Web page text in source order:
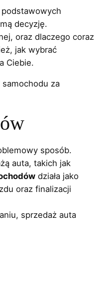
decyzję.
oraz dlaczego coraz
jak wybrać
Ciebie.
za
sposób.
auta, takich jak
działa jako
oraz finalizacji
sprzedaż auta